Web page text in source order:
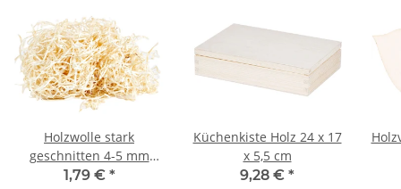
Holzwolle stark
geschnitten 4-5 mm
breit, Geschenke
1,79 € *
Küchenkiste Holz 24 x 17
x 5,5 cm
9,28 € *